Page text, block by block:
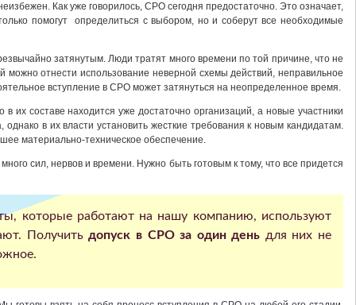
Как уже говорилось, СРО сегодня предостаточно. Это означает,
помогут определиться с выбором, но и соберут все необходимые
затянутым. Люди тратят много времени по той причине, что не
отнести использование неверной схемы действий, неправильное
вступление в СРО может затянуться на неопределенное время.
составе находится уже достаточно организаций, а новые участники
в их власти установить жесткие требования к новым кандидатам.
материально-техническое обеспечение.
сил, нервов и времени. Нужно быть готовым к тому, что все придется
которые работают на нашу компанию, используют
Получитьдопуск в СРО за один день для них не